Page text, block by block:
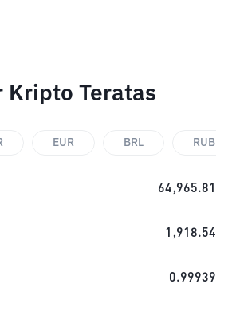
Kripto Teratas
EUR BRL RUB
64,965.81
1,918.54
0.99939